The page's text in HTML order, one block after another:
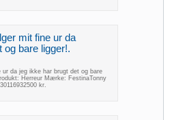
mit fine ur da
og bare ligger!.
da jeg ikke har brugt det og bare
Herreur Mærke: FestinaTonny
kr.